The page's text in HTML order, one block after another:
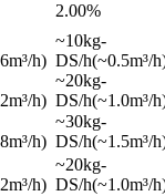
2.00%
h)
~10kg-
DS/h(~0.5m³/
h)
~20kg-
DS/h(~1.0m³/
h)
~30kg-
DS/h(~1.5m³/
h)
~20kg-
DS/h(~1.0m³/